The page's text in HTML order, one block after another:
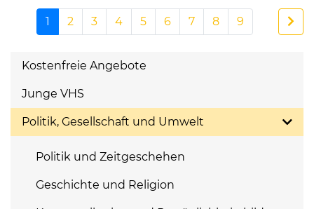
1 2 3 4 5 6 7 8 9
Kostenfreie Angebote
Junge VHS
Politik, Gesellschaft und Umwelt
Politik und Zeitgeschehen
Geschichte und Religion